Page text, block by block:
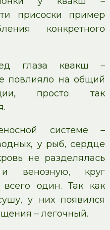
присоски пример
конкретного
глаза квакш –
повлияло на общий
просто так
системе –
у рыб, сердце
не разделялась
венозную, круг
один. Так как
у них появился
– легочный.